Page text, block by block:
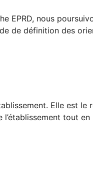
EPRD, nous
de définition des
Elle est le
tout